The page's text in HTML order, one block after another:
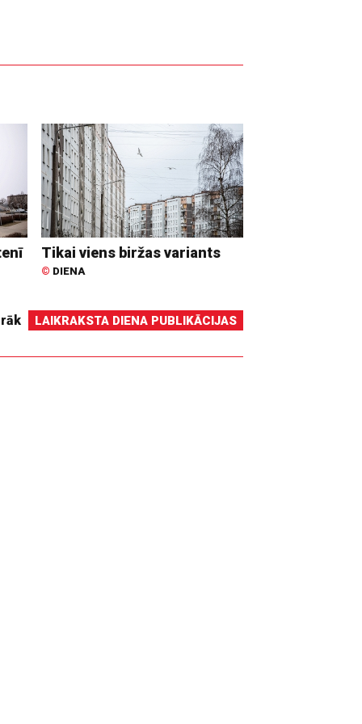
Tikai viens biržas variants
© DIENA
LAIKRAKSTA DIENA PUBLIKĀCIJAS